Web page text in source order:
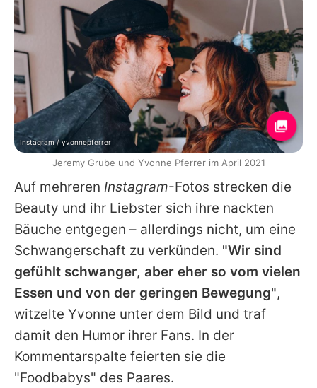
Auf mehreren Instagram-Fotos strecken die
Beauty und ihr Liebster sich ihre nackten
Bäuche entgegen – allerdings nicht, um eine
Schwangerschaft zu verkünden. "Wir sind
gefühlt schwanger, aber eher so vom vielen
Essen und von der geringen Bewegung",
witzelte Yvonne unter dem Bild und traf
damit den Humor ihrer Fans. In der
Kommentarspalte feierten sie die
"Foodbabys" des Paares.
Instagram / yvonnepferrer
Jeremy Grube und Yvonne Pferrer im April 2021